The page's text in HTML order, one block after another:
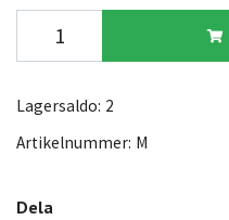
Lagersaldo: 2
Artikelnummer: M
Dela